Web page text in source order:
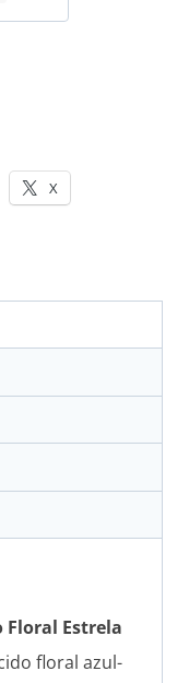
X
Floral Estrela
floral azul-